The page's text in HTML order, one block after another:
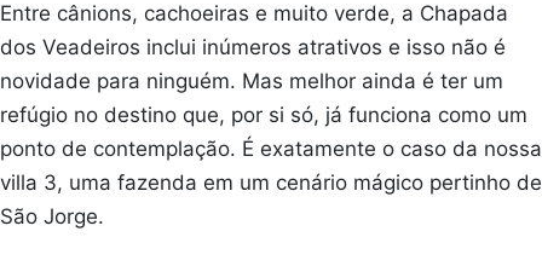
Entre cânions, cachoeiras e muito verde, a Chapada
dos Veadeiros inclui inúmeros atrativos e isso não é
novidade para ninguém. Mas melhor ainda é ter um
refúgio no destino que, por si só, já funciona como um
ponto de contemplação. É exatamente o caso da nossa
villa 3, uma fazenda em um cenário mágico pertinho de
São Jorge.